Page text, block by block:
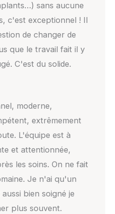
sans aucune
c'est exceptionnel ! Il
de changer de
que le travail fait il y
C'est du solide.
moderne,
extrêmement
L'équipe est à
et attentionnée,
les soins. On ne fait
Je n'ai qu'un
bien soigné je
plus souvent.